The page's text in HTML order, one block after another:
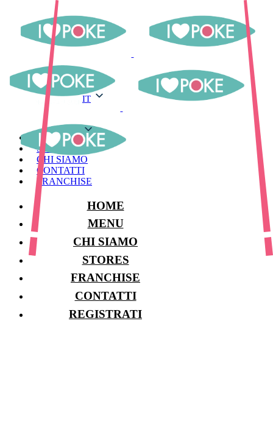
IT
MENU
STORES
CHI SIAMO
CONTATTI
FRANCHISE
HOME
MENU
CHI SIAMO
STORES
FRANCHISE
CONTATTI
REGISTRATI